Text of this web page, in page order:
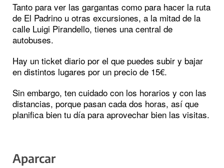
Tanto para ver las gargantas como para hacer la ruta
de El Padrino u otras excursiones, a la mitad de la
calle Luigi Pirandello, tienes una central de
autobuses.
Hay un ticket diario por el que puedes subir y bajar
en distintos lugares por un precio de 15€.
Sin embargo, ten cuidado con los horarios y con las
distancias, porque pasan cada dos horas, así que
planifica bien tu día para aprovechar bien las visitas.
Aparcar